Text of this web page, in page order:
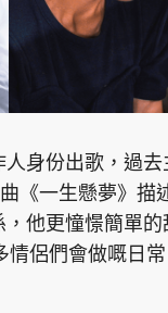
腦廣場 星島頭條
身份出歌，過
《一生懸夢》描
他更憧憬簡單
侶們會做嘅日